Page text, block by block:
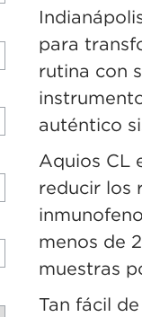
para
rutina con
auténtico
Aquios CL
reducir los
menos de
muestras
Tan fácil